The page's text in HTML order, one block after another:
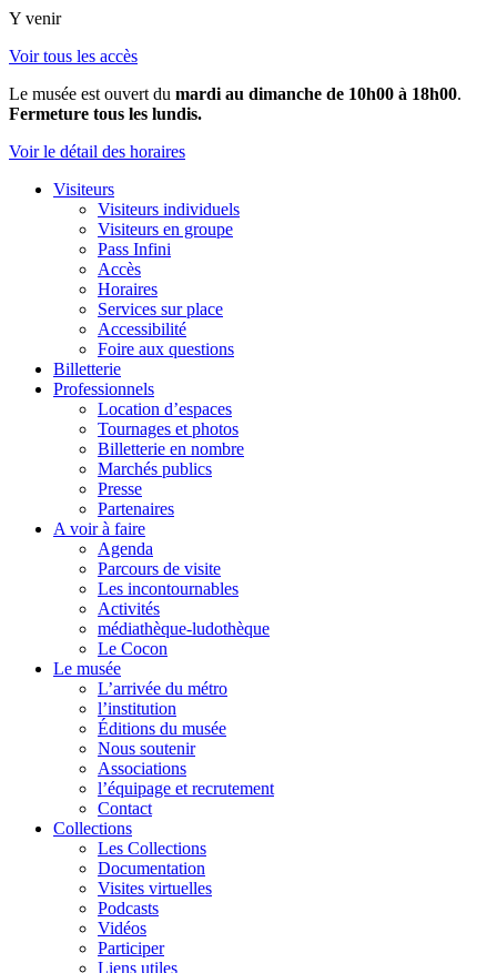
Y venir
Voir tous les accès
Le musée est ouvert du mardi au dimanche de 10h00 à 18h00.
Fermeture tous les lundis.
Voir le détail des horaires
Visiteurs
Visiteurs individuels
Visiteurs en groupe
Pass Infini
Accès
Horaires
Services sur place
Accessibilité
Foire aux questions
Billetterie
Professionnels
Location d’espaces
Tournages et photos
Billetterie en nombre
Marchés publics
Presse
Partenaires
A voir à faire
Agenda
Parcours de visite
Les incontournables
Activités
médiathèque-ludothèque
Le Cocon
Le musée
L’arrivée du métro
l’institution
Éditions du musée
Nous soutenir
Associations
l’équipage et recrutement
Contact
Collections
Les Collections
Documentation
Visites virtuelles
Podcasts
Vidéos
Participer
Liens utiles